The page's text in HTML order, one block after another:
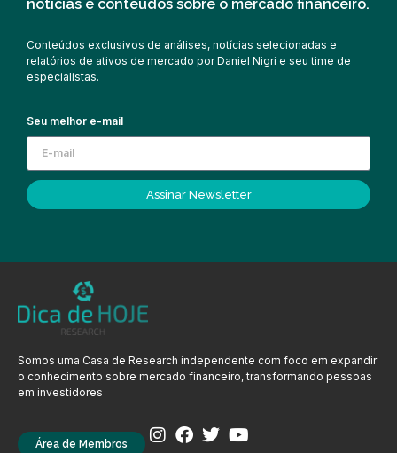
notícias e conteúdos sobre o mercado financeiro.
Conteúdos exclusivos de análises, notícias selecionadas e
relatórios de ativos de mercado por Daniel Nigri e seu time de
especialistas.
Seu melhor e-mail
Assinar Newsletter
Somos uma Casa de Research independente com foco em expandir
o conhecimento sobre mercado financeiro, transformando pessoas
em investidores
Área de Membros